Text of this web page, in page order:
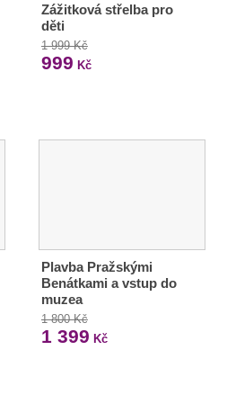
Zážitková střelba pro
děti
1 999 Kč
999 Kč
Plavba Pražskými
Benátkami a vstup do
muzea
1 800 Kč
1 399 Kč